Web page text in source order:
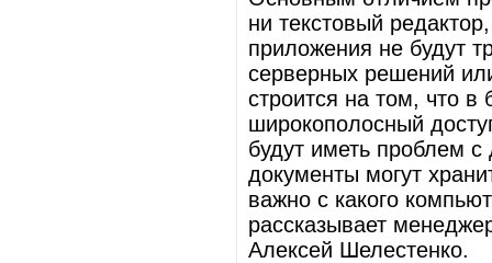
ни текстовый
приложения не будут
серверных решений
строится на том, что в
широкополосный
будут иметь проблем
документы могут
важно с какого
рассказывает
Алексей Шелестенко.